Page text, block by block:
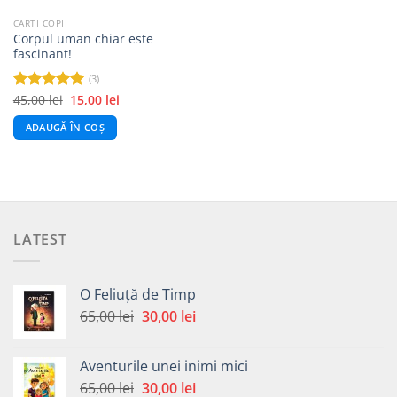
CARTI COPII
Corpul uman chiar este
fascinant!
Evaluat la
5.00din 5
(3)
45,00lei Prețul
inițial
a
fost:
45,00 lei.
15,00 leiPrețul
curent
ADAUGĂ ÎN COȘ
LATEST
O Feliuță de Timp
65,00lei Prețul
fost:
65,00 lei.
30,00 leiPrețul
30,00 lei.
Aventurile unei inimi mici
65,00lei Prețul
30,00 leiPrețul